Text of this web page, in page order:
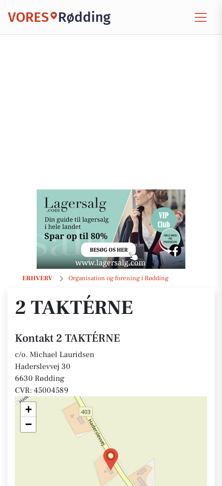
VORES Rødding
ERHVERV Organisation og forening i Rødding
2 TAKTÉRNE
2 TAKTÉRNE
Kontakt 2 TAKTÉRNE
c/o. Michael Lauridsen
Haderslevvej 30
6630 Rødding
CVR: 45004589
+
−